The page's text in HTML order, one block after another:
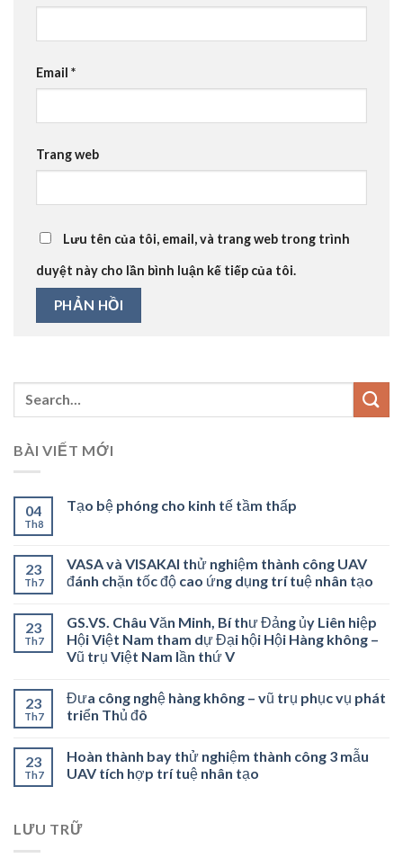
Email *
Trang web
Lưu tên của tôi, email, và trang web trong trình
duyệt này cho lần bình luận kế tiếp của tôi.
BÀI VIẾT MỚI
04
Th8
Tạo bệ phóng cho kinh tế tầm thấp
23
Th7
VASA và VISAKAI thử nghiệm thành công UAV
đánh chặn tốc độ cao ứng dụng trí tuệ nhân tạo
23
Th7
GS.VS. Châu Văn Minh, Bí thư Đảng ủy Liên hiệp
Hội Việt Nam tham dự Đại hội Hội Hàng không –
Vũ trụ Việt Nam lần thứ V
23
Th7
Đưa công nghệ hàng không – vũ trụ phục vụ phát
triển Thủ đô
23
Th7
Hoàn thành bay thử nghiệm thành công 3 mẫu
UAV tích hợp trí tuệ nhân tạo
LƯU TRỮ